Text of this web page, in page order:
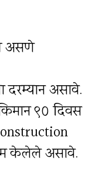
असणे
दरम्यान असावे.
९० दिवस
केलेले असावे.